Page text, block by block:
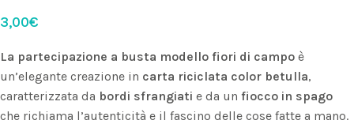
3,00€
La partecipazione a busta modello fiori di campo è
un’elegante creazione in carta riciclata color betulla,
caratterizzata da bordi sfrangiati e da un fiocco in spago
che richiama l’autenticità e il fascino delle cose fatte a mano.